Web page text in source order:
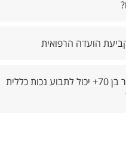
הועדה הרפואית
האם שכיר בן 70+ יכול לתבוע נכות כללית